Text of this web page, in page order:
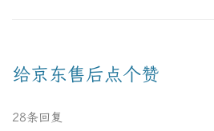
给京东售后点个赞
28条回复